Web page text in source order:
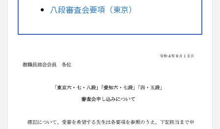
八段審査会要項（東京）